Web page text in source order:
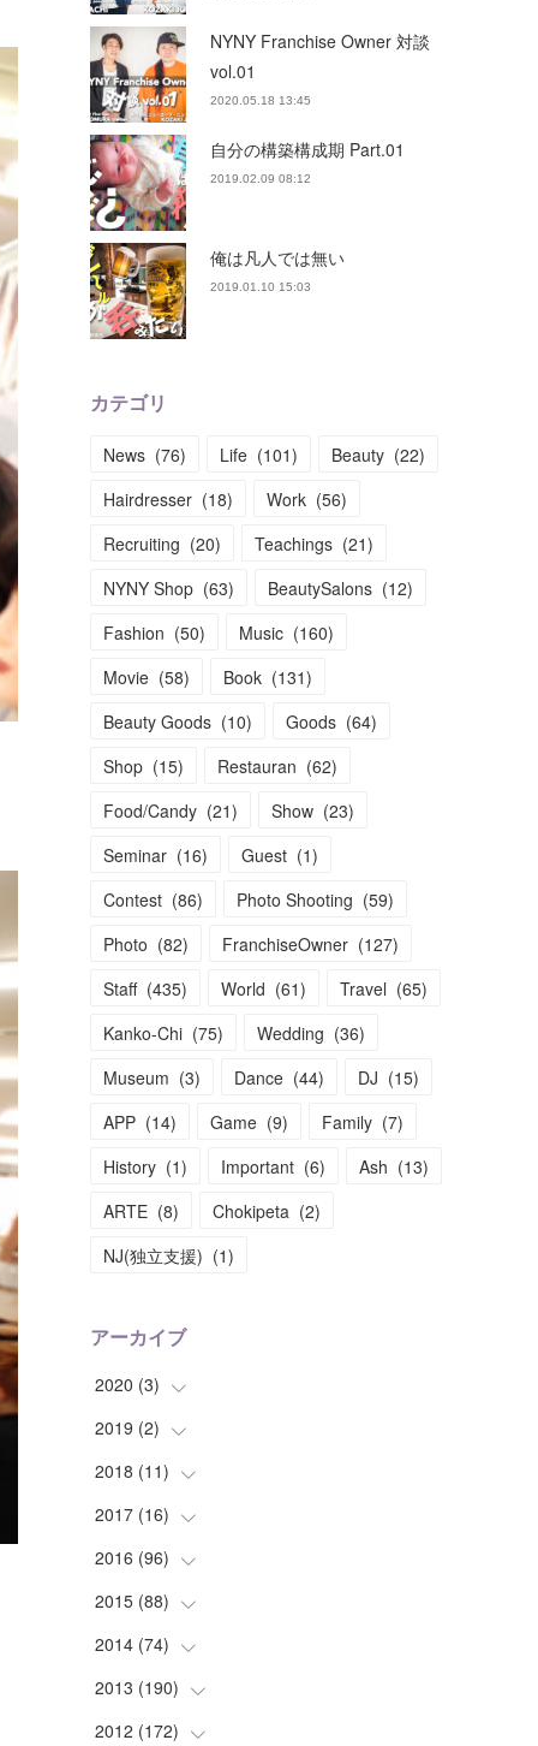
NYNY Franchise Owner 対談
vol.01
2020.05.18 13:45
自分の構築構成期 Part.01
2019.02.09 08:12
俺は凡人では無い
2019.01.10 15:03
カテゴリ
News (76) Life (101) Beauty (22)
Hairdresser (18) Work (56)
Recruiting (20) Teachings (21)
NYNY Shop (63) BeautySalons (12)
Fashion (50) Music (160)
Movie (58) Book (131)
Beauty Goods (10) Goods (64)
Shop (15) Restauran (62)
Food/Candy (21) Show (23)
Seminar (16) Guest (1)
Contest (86) Photo Shooting (59)
Photo (82) FranchiseOwner (127)
Staff (435) World (61) Travel (65)
Kanko-Chi (75) Wedding (36)
Museum (3) Dance (44) DJ (15)
APP (14) Game (9) Family (7)
History (1) Important (6) Ash (13)
ARTE (8) Chokipeta (2)
NJ(独立支援) (1)
アーカイブ
2020 (3)
(1
( 1)
(1)
2019 (2)
( 1)
(1)
2018 (11)
(2)
(1)
(1)
(1)
(3)
(2)
2017 (16)
(1)
(2)
(1)
(3)
(1)
2016 (96)
(2)
(5)
(6)
(3)
2015 (88)
(4)
(7)
(6)
2014 (74)
(9)
(14)
2013 (190)
(17)
2012 (172)